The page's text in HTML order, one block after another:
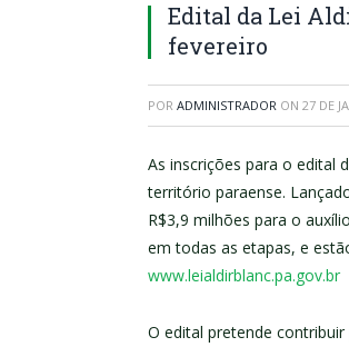
Edital da Lei
fevereiro
POR ADMINISTRADOR ON 27 DE
As inscrições para o edital
território paraense.
R$3,9 milhões para o
em todas as etapas, e
www.leialdirblanc.pa.gov.br
O edital pretende